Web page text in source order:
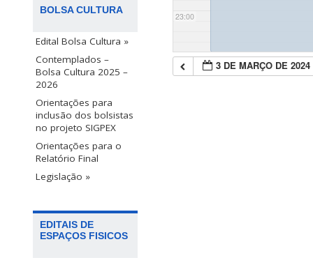
BOLSA CULTURA
Edital Bolsa Cultura »
Contemplados –
Bolsa Cultura 2025 –
2026
Orientações para
inclusão dos bolsistas
no projeto SIGPEX
Orientações para o
Relatório Final
Legislação »
EDITAIS DE
ESPAÇOS FISICOS
23:00
3 DE MARÇO DE 2024